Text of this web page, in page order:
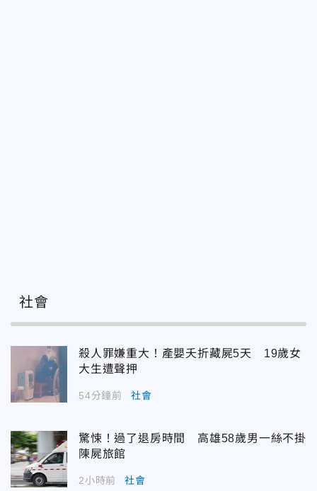
社會
殺人罪嫌重大！產嬰夭折藏屍5天 19歲女
大生遭聲押
54分鐘前 社會
驚悚！過了退房時間 高雄58歲男一絲不掛
陳屍旅館
2小時前 社會